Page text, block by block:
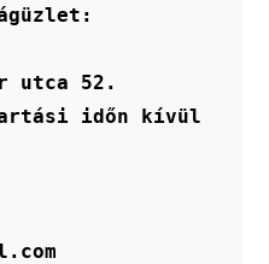
utca 52.
időn kívül